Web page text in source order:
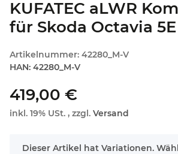
KUFATEC aLWR
für Skoda Octavia 5E
Artikelnummer: 42280_M-V
HAN: 42280_M-V
419,00 €
inkl. 19% USt. , zzgl. Versand
x
Dieser Artikel hat Variationen.